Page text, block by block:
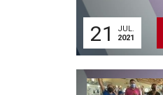
21
JUL.
2021